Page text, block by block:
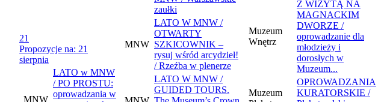
21
Propozycje na: 21
sierpnia
MNW
LATO w MNW
/ PO PROSTU:
oprowadzania w
zaułki
MNW
LATO W MNW /
OTWARTY
SZKICOWNIK –
rysuj wśród arcydzieł!
/ Rzeźba w plenerze
LATO W MNW /
GUIDED TOURS.
Muzeum
Wnętrz
Z WIZYTĄ NA
MAGNACKIM
DWORZE /
oprowadzanie dla
młodzieży i
dorosłych w
Muzeum...
Muzeum
OPROWADZANIA
KURATORSKIE /